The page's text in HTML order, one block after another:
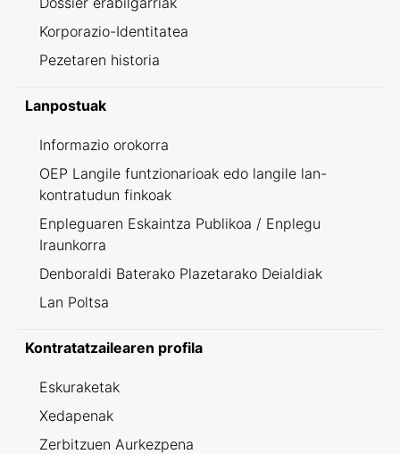
Korporazio-Identitatea
Pezetaren historia
Lanpostuak
Informazio orokorra
OEP Langile funtzionarioak edo langile lan-
kontratudun finkoak
Enpleguaren Eskaintza Publikoa / Enplegu
Iraunkorra
Denboraldi Baterako Plazetarako Deialdiak
Lan Poltsa
Kontratatzailearen profila
Eskuraketak
Xedapenak
Zerbitzuen Aurkezpena